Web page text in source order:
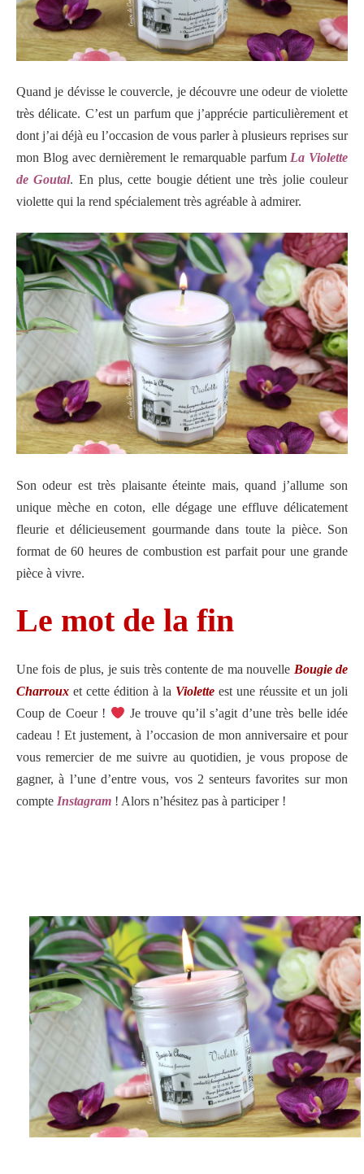
Quand je dévisse le couvercle, je découvre une odeur de violette
très délicate. C’est un parfum que j’apprécie particulièrement et
dont j’ai déjà eu l’occasion de vous parler à plusieurs reprises sur
mon Blog avec dernièrement le remarquable parfumLa Violette
de Goutal. En plus, cette bougie détient une très jolie couleur
violette qui la rend spécialement très agréable à admirer.
Son odeur est très plaisante éteinte mais, quand j’allume son
unique mèche en coton, elle dégage une effluve délicatement
fleurie et délicieusement gourmande dans toute la pièce. Son
format de 60 heures de combustion est parfait pour une grande
pièce à vivre.
Le mot de la fin
Une fois de plus, je suis très contente de ma nouvelle Bougie de
Charroux et cette édition à la Violette est une réussite et un joli
Coup de Coeur !
Je trouve qu’il s’agit d’une très belle idée
cadeau ! Et justement, à l’occasion de mon anniversaire et pour
vous remercier de me suivre au quotidien, je vous propose de
gagner, à l’une d’entre vous, vos 2 senteurs favorites sur mon
compte Instagram ! Alors n’hésitez pas à participer !